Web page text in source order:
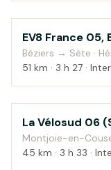
Bord de mer
EV8 France
Béziers → Sète ·
51 km · 3 h 27 ·
Campagne
La Vélosud 06
Montjoie-en-
45 km · 3 h 33 ·